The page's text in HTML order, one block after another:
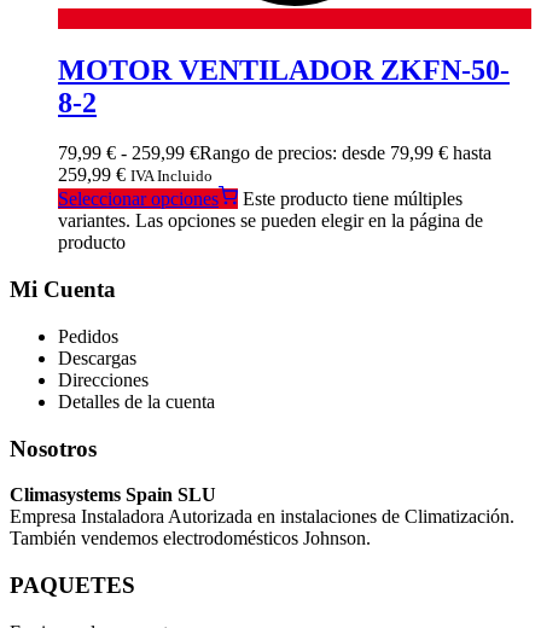
MOTOR VENTILADOR ZKFN-50-
8-2
79,99 € - 259,99 €Rango de precios: desde 79,99 € hasta
259,99 € IVA Incluido
Seleccionar opciones
Este producto tiene múltiples
variantes. Las opciones se pueden elegir en la página de
producto
Mi Cuenta
Pedidos
Descargas
Direcciones
Detalles de la cuenta
Nosotros
Climasystems Spain SLU
Empresa Instaladora Autorizada en instalaciones de Climatización.
También vendemos electrodomésticos Johnson.
PAQUETES